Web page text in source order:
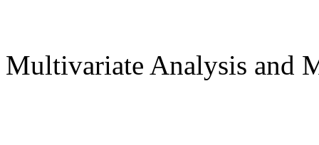
Multivariate Analysis and